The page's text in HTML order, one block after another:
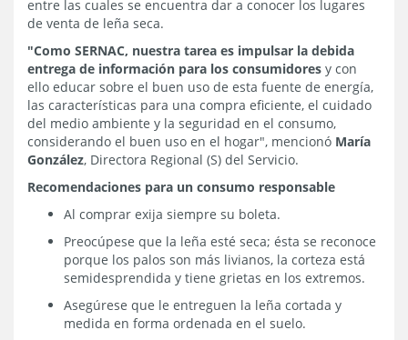
entre las cuales se encuentra dar a conocer los lugares
de venta de leña seca.
"Como SERNAC, nuestra tarea es impulsar la debida
entrega de información para los consumidores y con
ello educar sobre el buen uso de esta fuente de energía,
las características para una compra eficiente, el cuidado
del medio ambiente y la seguridad en el consumo,
considerando el buen uso en el hogar", mencionó María
González, Directora Regional (S) del Servicio.
Recomendaciones para un consumo responsable
Al comprar exija siempre su boleta.
Preocúpese que la leña esté seca; ésta se reconoce
porque los palos son más livianos, la corteza está
semidesprendida y tiene grietas en los extremos.
Asegúrese que le entreguen la leña cortada y
medida en forma ordenada en el suelo.